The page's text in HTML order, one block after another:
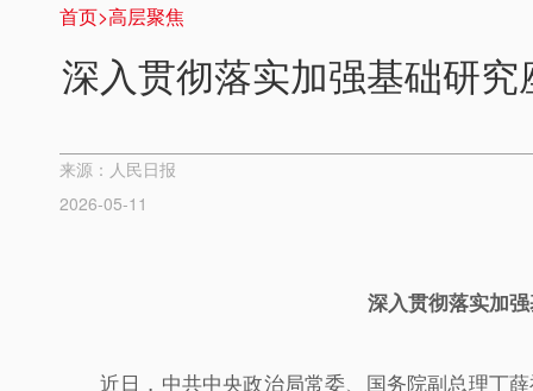
首页>高层聚焦
深入贯彻落实加强基础研
来源：人民日报
2026-05-11
深入贯彻落实加
近日，中共中央政治局常委、国务院副总理丁